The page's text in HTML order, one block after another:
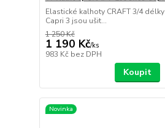
Elastické kalhoty CRAFT 3/4
Capri 3 jsou ušit...
1 250 Kč
1 190 Kč/ks
983 Kč bez DPH
Koupit
Novinka